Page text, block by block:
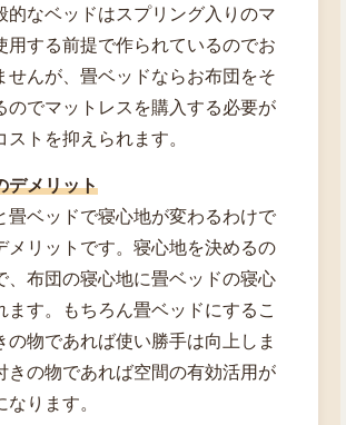
的なベッドはスプリング入りのマ
用する前提で作られているのでお
せんが、畳ベッドならお布団をそ
のでマットレスを購入する必要が
ストを抑えられます。
デメリット
畳ベッドで寝心地が変わるわけで
メリットです。寝心地を決めるの
、布団の寝心地に畳ベッドの寝心
ます。もちろん畳ベッドにするこ
の物であれば使い勝手は向上しま
きの物であれば空間の有効活用が
ります。